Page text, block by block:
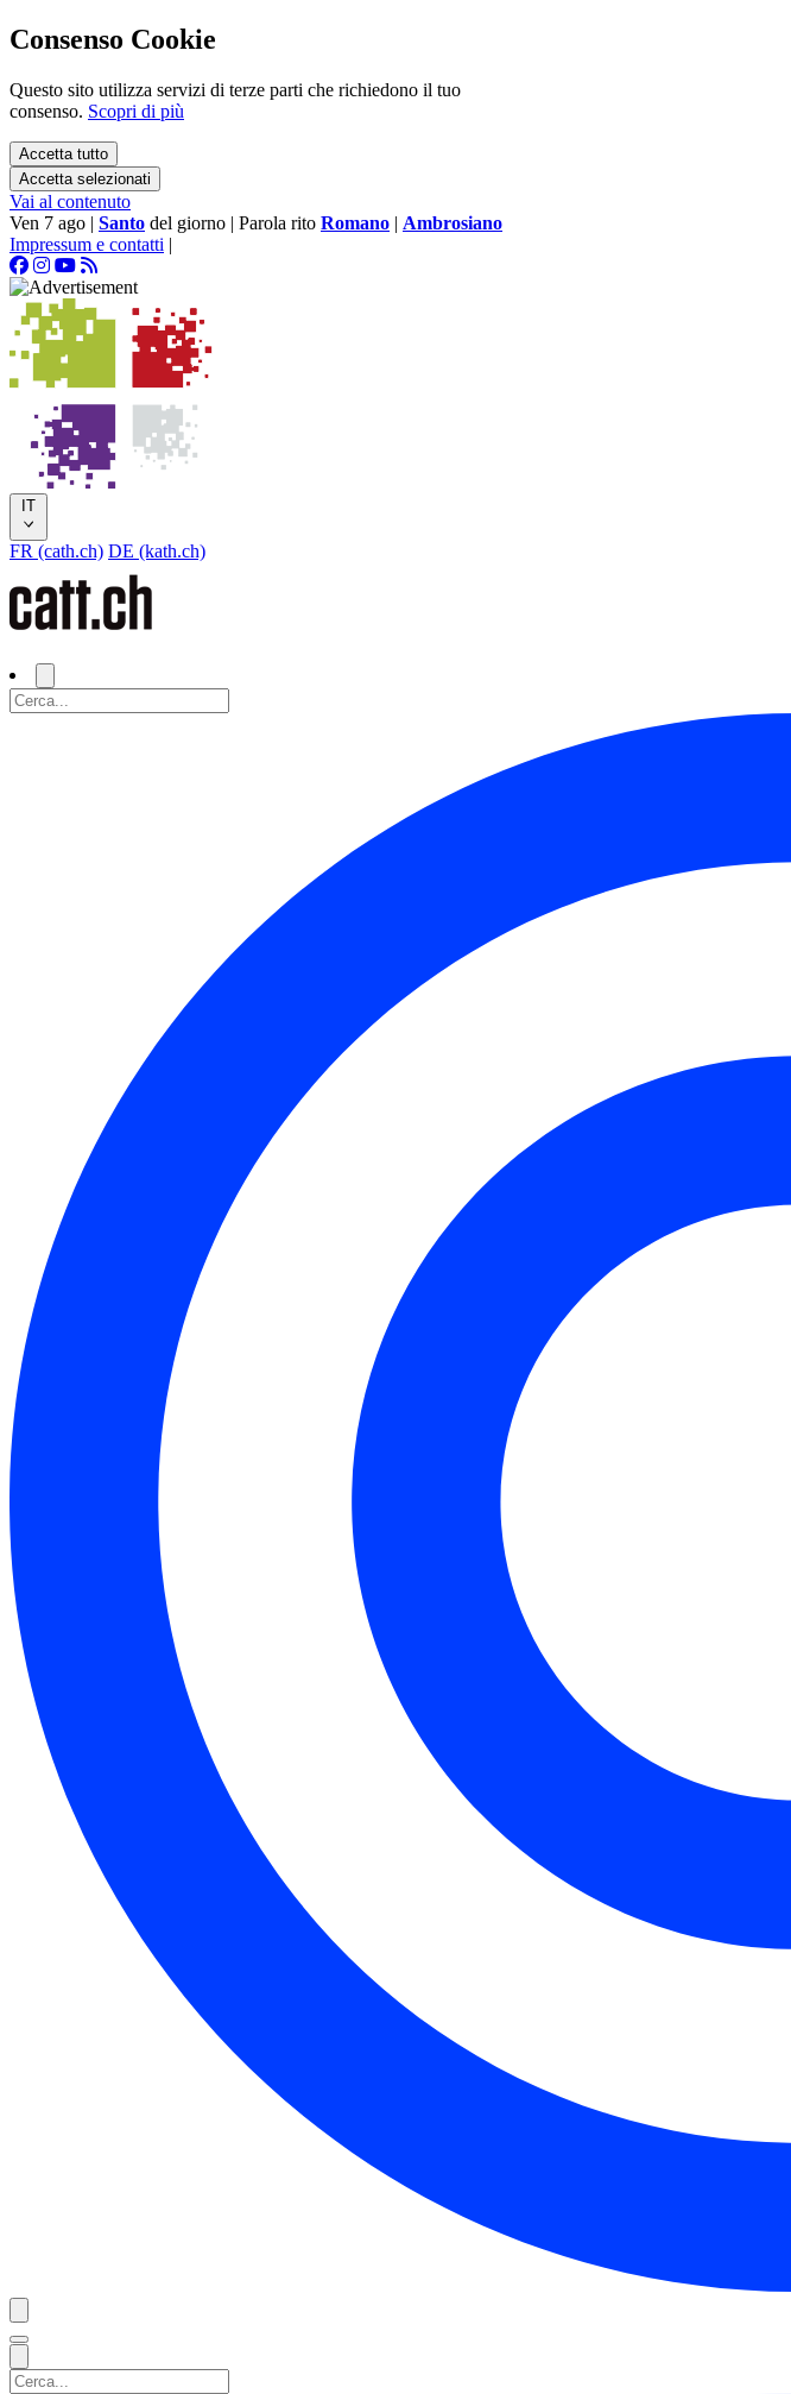
Consenso Cookie
Questo sito utilizza servizi di terze parti che richiedono il tuo
consenso. Scopri di più
Accetta tutto
Accetta selezionati
Vai al contenuto
Ven 7 ago | Santo del giorno | Parola rito Romano | Ambrosiano
Impressum e contatti |
IT
FR (cath.ch) DE (kath.ch)